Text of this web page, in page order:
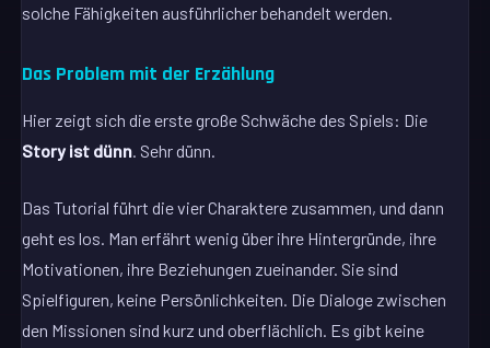
solche Fähigkeiten ausführlicher behandelt werden.
Das Problem mit der Erzählung
Hier zeigt sich die erste große Schwäche des Spiels: Die
Story ist dünn . Sehr dünn.
Das Tutorial führt die vier Charaktere zusammen, und dann
geht es los. Man erfährt wenig über ihre Hintergründe, ihre
Motivationen, ihre Beziehungen zueinander. Sie sind
Spielfiguren, keine Persönlichkeiten. Die Dialoge zwischen
den Missionen sind kurz und oberflächlich. Es gibt keine